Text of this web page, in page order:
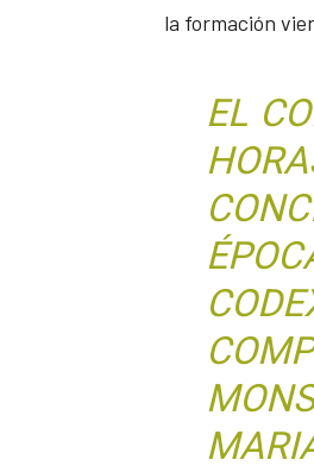
la formación
EL